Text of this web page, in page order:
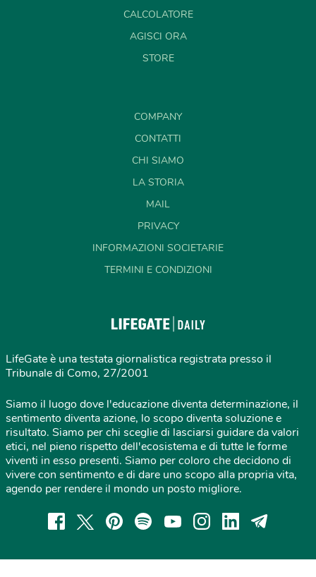
CALCOLATORE
AGISCI ORA
STORE
COMPANY
CONTATTI
CHI SIAMO
LA STORIA
MAIL
PRIVACY
INFORMAZIONI SOCIETARIE
TERMINI E CONDIZIONI
LifeGate è una testata giornalistica registrata presso il
Tribunale di Como, 27/2001
Siamo il luogo dove l'educazione diventa determinazione, il
sentimento diventa azione, lo scopo diventa soluzione e
risultato. Siamo per chi sceglie di lasciarsi guidare da valori
etici, nel pieno rispetto dell'ecosistema e di tutte le forme
viventi in esso presenti. Siamo per coloro che decidono di
vivere con sentimento e di dare uno scopo alla propria vita,
agendo per rendere il mondo un posto migliore.